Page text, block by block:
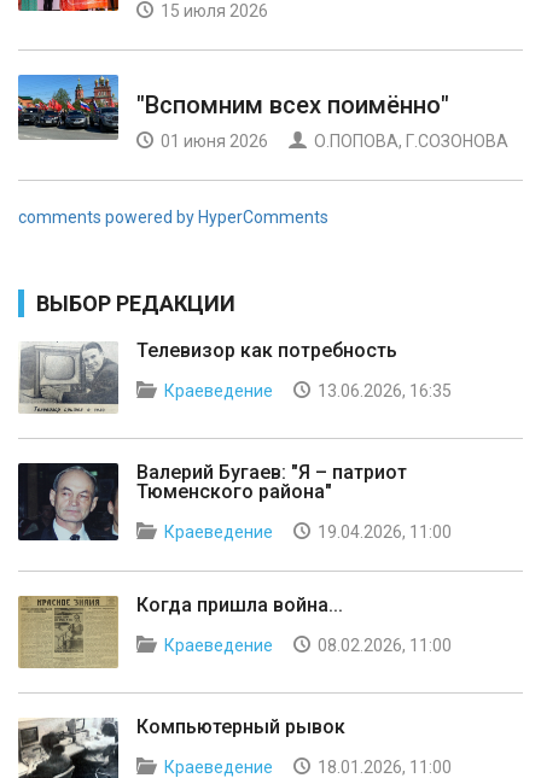
15 июля 2026
"Вспомним всех поимённо"
01 июня 2026 О.ПОПОВА, Г.СОЗОНОВА
comments powered by HyperComments
ВЫБОР РЕДАКЦИИ
Телевизор как потребность
Краеведение 13.06.2026, 16:35
Валерий Бугаев: "Я – патриот
Тюменского района"
Краеведение 19.04.2026, 11:00
Когда пришла война...
Краеведение 08.02.2026, 11:00
Компьютерный рывок
Краеведение 18.01.2026, 11:00